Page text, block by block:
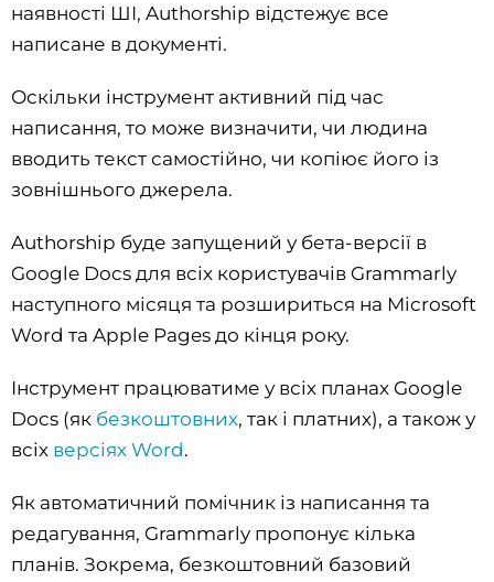
наявності ШІ, Authorship відстежує все
написане в документі.
Оскільки інструмент активний під час
написання, то може визначити, чи людина
вводить текст самостійно, чи копіює його із
зовнішнього джерела.
Authorship буде запущений у бета-версії в
Google Docs для всіх користувачів Grammarly
наступного місяця та розшириться на Microsoft
Word та Apple Pages до кінця року.
Інструмент працюватиме у всіх планах Google
Docs (як безкоштовних, так і платних), а також у
всіх версіях Word.
Як автоматичний помічник із написання та
редагування, Grammarly пропонує кілька
планів. Зокрема, безкоштовний базовий